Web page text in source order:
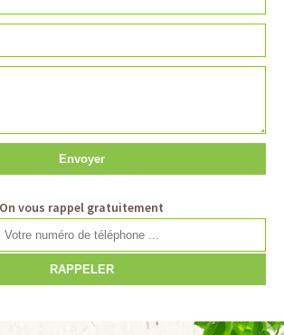
On vous rappel gratuitement